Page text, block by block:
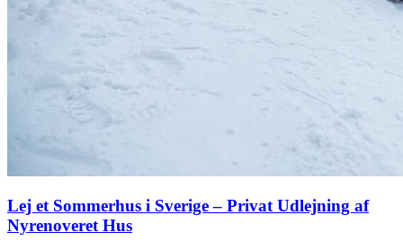
Lej et Sommerhus i Sverige – Privat Udlejning af
Nyrenoveret Hus